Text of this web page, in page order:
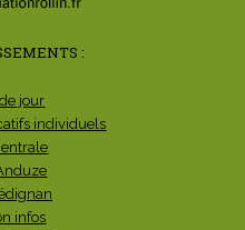
:
jour
individuels
infos